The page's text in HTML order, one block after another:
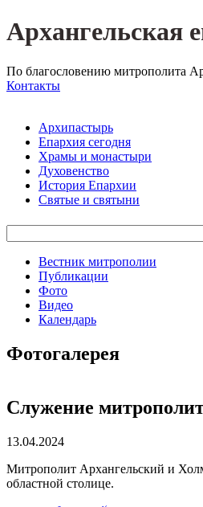
Архангельская
По благословению митрополита
Контакты
Архипастырь
Епархия сегодня
Храмы и монастыри
Духовенство
История Епархии
Святые и святыни
Вестник митрополии
Публикации
Фото
Видео
Календарь
Фотогалерея
Служение
13.04.2024
Митрополит Архангельский и
областной столице.